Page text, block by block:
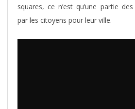
squares, ce n’est qu’une partie
par les citoyens pour leur ville.